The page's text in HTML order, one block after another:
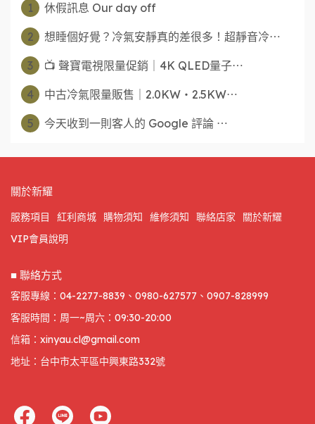
1 休假訊息 Our day off
2 想睡個好覺？冷氣安靜真的差很多！超靜音冷⋯
3 📺 聲寶電視限量促銷｜4K QLED量子⋯
4 中古冷氣限量販售｜2.0KW・2.5KW⋯
5 今天收到一則客人的 Google 評論 ⋯
關於新耀
服務項目 紅利商城 購物須知 維修須知 聯絡店家
關於新耀
VIP會員說明
■ 聯絡方式
客服專線：04-2277-8839、0980-627577、0907-828999
客服時間：周一~周六：09:30-20:00
信箱：xinyau.cl@gmail.com
地址：台中市太平區中興東路332號